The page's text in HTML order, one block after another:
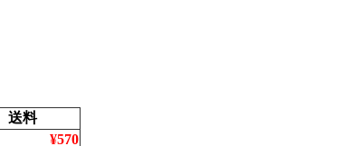
送料
¥570